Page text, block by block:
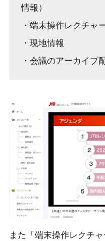
情報）
・端末操作レクチャ
・現地情報
・会議のアーカイブ
また「端末操作レクチ